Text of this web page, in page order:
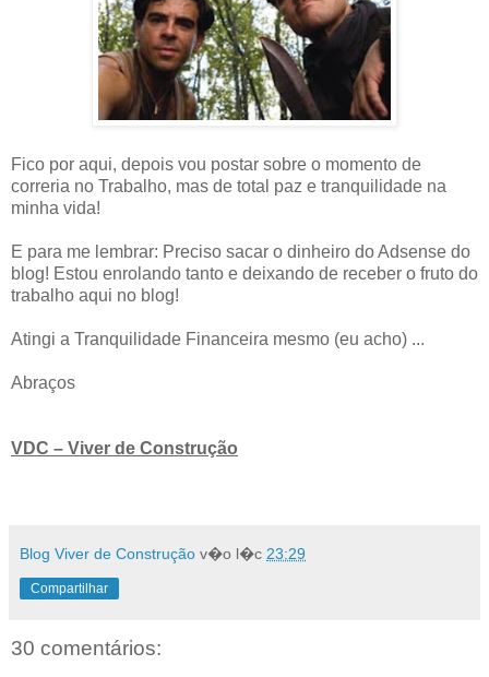
Fico por aqui, depois vou postar sobre o momento de
correria no Trabalho, mas de total paz e tranquilidade na
minha vida!
E para me lembrar: Preciso sacar o dinheiro do Adsense do
blog! Estou enrolando tanto e deixando de receber o fruto do
trabalho aqui no blog!
Atingi a Tranquilidade Financeira mesmo (eu acho) ...
Abraços
VDC – Viver de Construção
Blog Viver de Construção v�o l�c 23:29
Compartilhar
30 comentários: